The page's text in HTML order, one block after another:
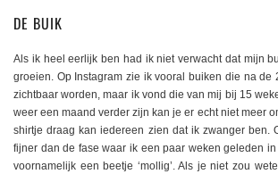
DE BUIK
Als ik heel eerlijk ben had ik niet verwacht dat mijn
groeien. Op Instagram zie ik vooral buiken die na de
zichtbaar worden, maar ik vond die van mij bij 15
weer een maand verder zijn kan je er echt niet meer
shirtje draag kan iedereen zien dat ik zwanger ben.
fijner dan de fase waar ik een paar weken geleden
voornamelijk een beetje ‘mollig’. Als je niet zou